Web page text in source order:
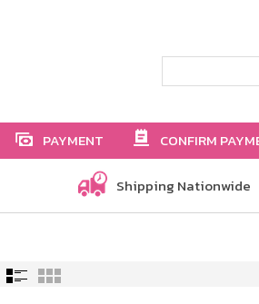
PAYMENT CONFIRM
Shipping Nationwide